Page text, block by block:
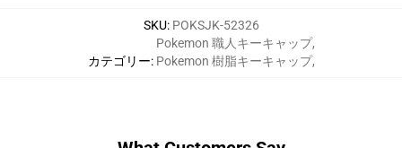
SKU: POKSJK-52326
カテゴリー:
Pokemon 職人キーキャップ,
Pokemon 樹脂キーキャップ,